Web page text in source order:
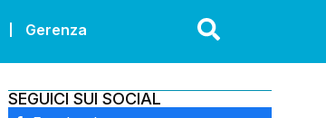
Gerenza
SEGUICI SUI SOCIAL